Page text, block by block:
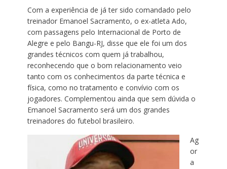
Com a experiência de já ter sido comandado pelo
treinador Emanoel Sacramento, o ex-atleta Ado,
com passagens pelo Internacional de Porto de
Alegre e pelo Bangu-RJ, disse que ele foi um dos
grandes técnicos com quem já trabalhou,
reconhecendo que o bom relacionamento veio
tanto com os conhecimentos da parte técnica e
física, como no tratamento e convívio com os
jogadores. Complementou ainda que sem dúvida o
Emanoel Sacramento será um dos grandes
treinadores do futebol brasileiro.
Ag
or
a